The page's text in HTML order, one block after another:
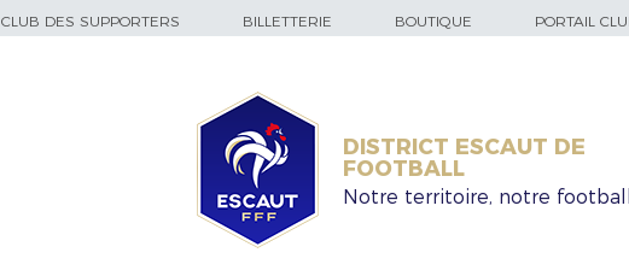
CLUB DES SUPPORTERS BILLETTERIE BOUTIQUE PORTAIL
DISTRICT ESCAUT DE
FOOTBALL
Notre territoire, notre